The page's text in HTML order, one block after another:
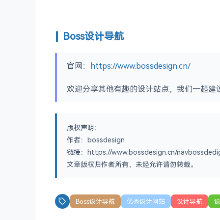
Boss设计导航
官网： https://www.bossdesign.cn/
欢迎分享其他有趣的设计站点，我们一起建
版权声明：
作者：bossdesign
链接：https://www.bossdesign.cn/
文章版权归作者所有，未经允许请勿转载。
Boss设计导航 优秀设计网站 设计导航